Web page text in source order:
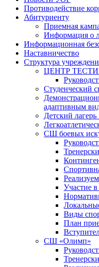
Противодействие
Абитуриенту
Приемная
Информация о
Информационная
Наставничество
Структура
ЦЕНТР
Студенческий
адаптивным
Детский лагерь
СШ боевых
Участие
Виды
План
СШ «Олимп»